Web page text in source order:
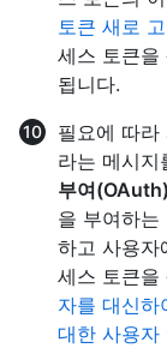
토큰 새로
세스 토큰을
됩니다.
필요에 따
라는 메시지
부여
을 부여하는
하고 사용자
세스 토큰을
자를 대신
대한 사용자